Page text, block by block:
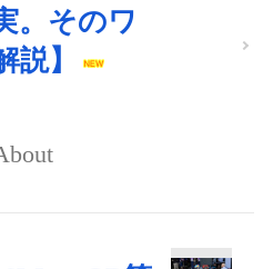
。そのワ
】